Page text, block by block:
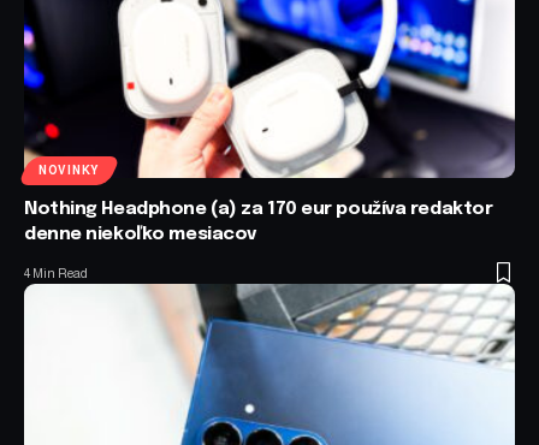
NOVINKY
Nothing Headphone (a) za 170 eur používa redaktor
denne niekoľko mesiacov
4 Min Read